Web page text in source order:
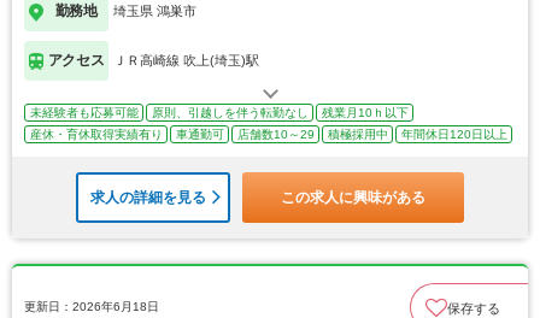
勤務地 埼玉県 鴻巣市
アクセス ＪＲ高崎線 吹上(埼玉)駅
未経験者も応募可能 原則、引越しを伴う転勤なし
残業月10ｈ以下
産休・育休取得実績有り
車通勤可 店舗数10～29 積極採用中 年間休日120日以上
求人の詳細を見る この求人に興味がある
更新日：2026年6月18日 保存する